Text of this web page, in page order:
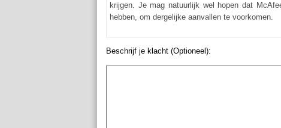
krijgen. Je mag natuurlijk wel hopen dat
hebben, om dergelijke aanvallen te voorkomen.
Beschrijf je klacht (Optioneel):